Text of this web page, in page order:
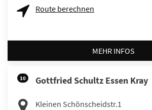
Route berechnen
MEHR INFOS
10 Gottfried Schultz Essen Kray
Kleinen Schönscheidstr.1